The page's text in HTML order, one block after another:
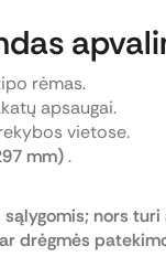
rėmas.
apsaugai.
vietose.
mm).
nors
drėgmės